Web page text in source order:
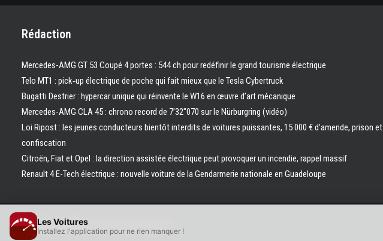
Rédaction
Mercedes-AMG GT 53 Coupé 4 portes : 544 ch pour redéfinir le grand tourisme électrique
Telo MT1 : pick‑up électrique de poche qui fait mieux que le Tesla Cybertruck
Bugatti Destrier : hypercar unique qui réinvente le W16 en œuvre d’art mécanique
Mercedes-AMG CLA 45 : chrono record de 7’32″070 sur le Nürburgring (vidéo)
Loi Ripost : les jeunes conducteurs bientôt interdits de voitures puissantes, 15 000 € d’amende, prison et
confiscation
Citroën, Fiat et Opel : la direction assistée électrique peut provoquer un incendie, rappel massif
Renault 4 E-Tech électrique : nouvelle voiture de la Gendarmerie nationale en Guadeloupe
© 2026 Les Voitures. | Tous droits réservés.
Les Voitures
Installez l'application pour ne rien manquer !